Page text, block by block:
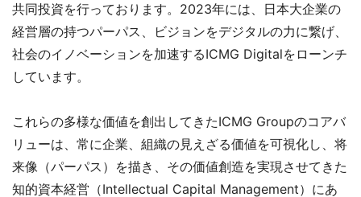
共同投資を行っております。2023年には、日本大企業の
経営層の持つパーパス、ビジョンをデジタルの力に繋げ、
社会のイノベーションを加速するICMG Digitalをローンチ
しています。
これらの多様な価値を創出してきたICMG Groupのコアバ
リューは、常に企業、組織の見えざる価値を可視化し、将
来像（パーパス）を描き、その価値創造を実現させてきた
知的資本経営（Intellectual Capital Management）にあ